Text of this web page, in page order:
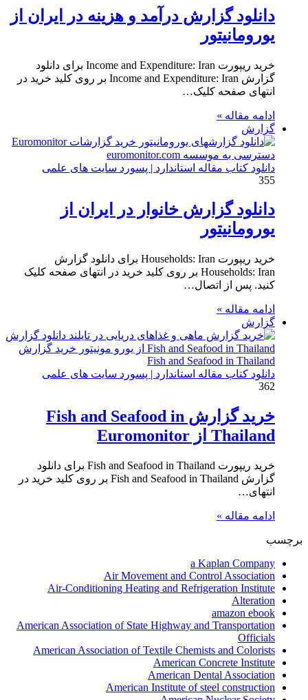
دانلود گزارش درآمد و هزینه در ایران از
یورومانیتور
خرید ریپورت Income and Expenditure: Iran برای دانلود
گزارش Income and Expenditure: Iran بر روی کلید خرید در
انتهای صفحه کلیک…
ادامه مقاله »
گزارش
دانلود کتاب مقاله استاندارد | پسورد سایت های علمی
355
دانلود گزارش خانوار در ایران از
یورومانیتور
خرید ریپورت Households: Iran برای دانلود گزارش
Households: Iran بر روی کلید خرید در انتهای صفحه کلیک
کنید. پس از اتصال…
ادامه مقاله »
گزارش
دانلود کتاب مقاله استاندارد | پسورد سایت های علمی
362
خرید گزارش Fish and Seafood in
Thailand از Euromonitor
خرید ریپورت Fish and Seafood in Thailand برای دانلود
گزارش Fish and Seafood in Thailand بر روی کلید خرید در
انتهای…
ادامه مقاله »
برچسب
a Kaplan Company
Air Movement and Control Association
Air-Conditioning Heating and Refrigeration Institute
Alteration
amazon ebook
American Association of State Highway and Transportation
Officials
American Association of Textile Chemists and Colorists
American Concrete Institute
American Dental Association
American Institute of steel construction